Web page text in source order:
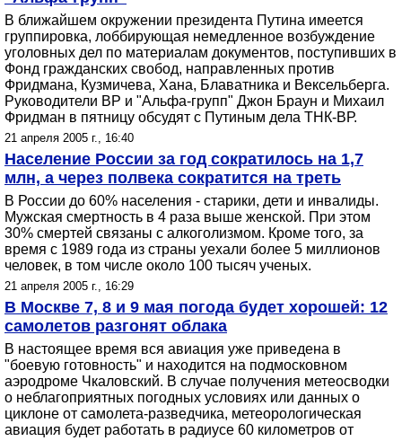
В ближайшем окружении президента Путина имеется
группировка, лоббирующая немедленное возбуждение
уголовных дел по материалам документов, поступивших в
Фонд гражданских свобод, направленных против
Фридмана, Кузмичева, Хана, Блаватника и Вексельберга.
Руководители ВР и "Альфа-групп" Джон Браун и Михаил
Фридман в пятницу обсудят с Путиным дела ТНК-ВР.
21 апреля 2005 г., 16:40
Население России за год сократилось на 1,7
млн, а через полвека сократится на треть
В России до 60% населения - старики, дети и инвалиды.
Мужская смертность в 4 раза выше женской. При этом
30% смертей связаны с алкоголизмом. Кроме того, за
время с 1989 года из страны уехали более 5 миллионов
человек, в том числе около 100 тысяч ученых.
21 апреля 2005 г., 16:29
В Москве 7, 8 и 9 мая погода будет хорошей: 12
самолетов разгонят облака
В настоящее время вся авиация уже приведена в
"боевую готовность" и находится на подмосковном
аэродроме Чкаловский. В случае получения метеосводки
о неблагоприятных погодных условиях или данных о
циклоне от самолета-разведчика, метеорологическая
авиация будет работать в радиусе 60 километров от